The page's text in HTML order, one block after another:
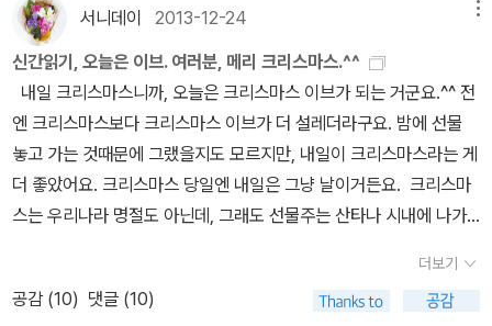
현금을 소망하지만... 올핸 아이에게 엄마와 아빠 그리고 할머니, 할
아버지 등 주위 친척분들께 예쁜 카드를 보내보라고 강요아닌 강요도
해보고, 함께 트리 장식과 카드를 만들며 함께 아기 예수의 탄생을 축
하하고 기뻐하는 시간을 가져봐야겠다. 아래에 있는 크리스마스 선물
세트 3종이 무척 탐이 난다. 펠트 재질의 '크리스마스 가랜드'와 성탄
카드를 만들수 있는 다양한 재료가 들어가있는 '크리스마스 카드와
틴박스', 예쁜 크리스마스 패턴이 가득 들어간 종이로 꾸밀 수 있는
'크리스마스 장식' 재료들.어린 아이들이 있는 가정이라면 더더욱 환
영할만한 완소 아이템이 아닐런지!나 역시 하나 장만해야겠다. 꼬마
친구들 선물용으로도 딱 좋아서 몇 세트 더 구입해도 될 것 같다. 크
서니데이 2013-12-24
신간읽기, 오늘은 이브. 여러분, 메리 크리스마스.^^
내일 크리스마스니까, 오늘은 크리스마스 이브가 되는 거군요.^^ 전
엔 크리스마스보다 크리스마스 이브가 더 설레더라구요. 밤에 선물
놓고 가는 것때문에 그랬을지도 모르지만, 내일이 크리스마스라는 게
더 좋았어요. 크리스마스 당일엔 내일은 그냥 날이거든요. 크리스마
스는 우리나라 명절도 아닌데, 그래도 선물주는 산타나 시내에 나가
이 기억에 남습니다. 여러분, 메리 크리스마스. ^^ 오늘 페이퍼는 크
리스마스와 함께 입니다. 어린이를 위한 크리스마스 책 1. 행복
더보기
공감 (10) 댓글 (10)